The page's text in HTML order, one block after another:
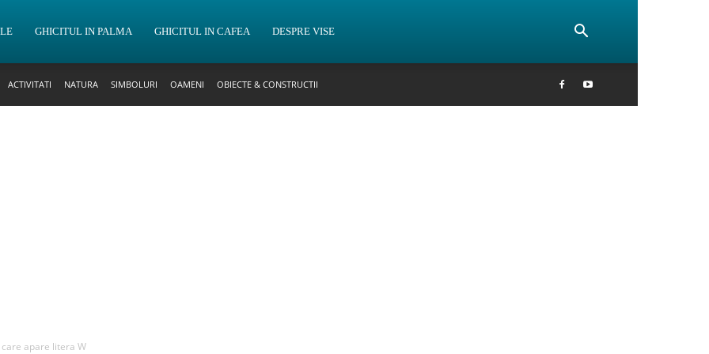
GHICITUL IN PALMA GHICITUL IN CAFEA DESPRE VISE
ACTIVITATI NATURA SIMBOLURI OAMENI OBIECTE & CONSTRUCTII
apare litera W